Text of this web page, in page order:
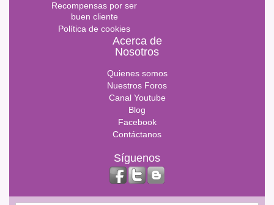
Recompensas por ser
buen cliente
Política de cookies
Acerca de
Nosotros
Quienes somos
Nuestros Foros
Canal Youtube
Blog
Facebook
Contáctanos
Síguenos